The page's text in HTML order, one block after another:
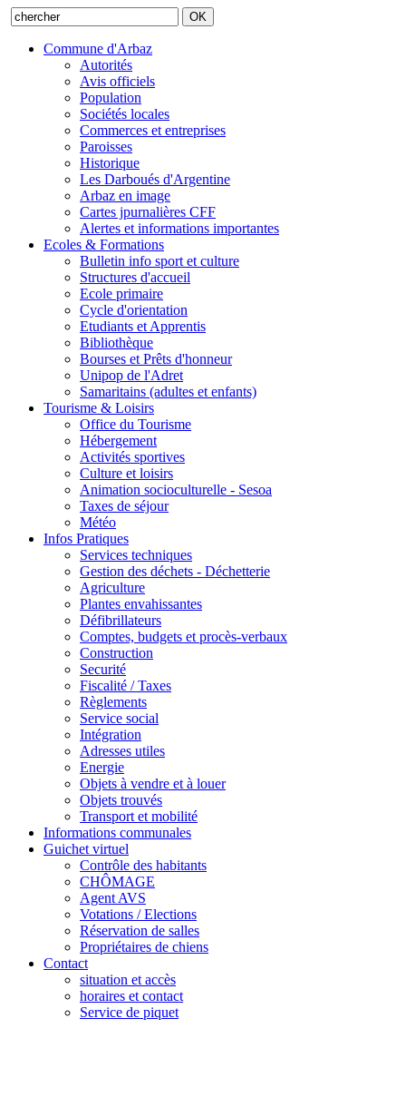
Commune d'Arbaz
Autorités
Avis officiels
Population
Sociétés locales
Commerces et entreprises
Paroisses
Historique
Les Darboués d'Argentine
Arbaz en image
Cartes jpurnalières CFF
Alertes et informations importantes
Ecoles & Formations
Bulletin info sport et culture
Structures d'accueil
Ecole primaire
Cycle d'orientation
Etudiants et Apprentis
Bibliothèque
Bourses et Prêts d'honneur
Unipop de l'Adret
Samaritains (adultes et enfants)
Tourisme & Loisirs
Office du Tourisme
Hébergement
Activités sportives
Culture et loisirs
Animation socioculturelle - Sesoa
Taxes de séjour
Météo
Infos Pratiques
Services techniques
Gestion des déchets - Déchetterie
Agriculture
Plantes envahissantes
Défibrillateurs
Comptes, budgets et procès-verbaux
Construction
Securité
Fiscalité / Taxes
Règlements
Service social
Intégration
Adresses utiles
Energie
Objets à vendre et à louer
Objets trouvés
Transport et mobilité
Informations communales
Guichet virtuel
Contrôle des habitants
CHÔMAGE
Agent AVS
Votations / Elections
Réservation de salles
Propriétaires de chiens
Contact
situation et accès
horaires et contact
Service de piquet